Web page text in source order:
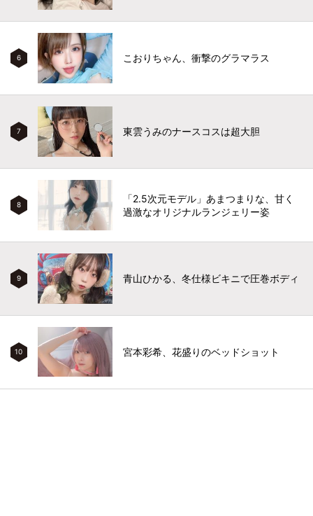
6 こおりちゃん、衝撃のグラマラス
7 東雲うみのナースコスは超大胆
8
「2.5次元モデル」あまつまりな、甘く
過激なオリジナルランジェリー姿
9 青山ひかる、冬仕様ビキニで圧巻ボディ
10 宮本彩希、花盛りのベッドショット